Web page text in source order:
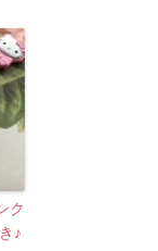
ク
♪